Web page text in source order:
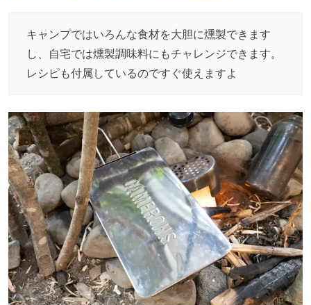
キャンプではいろんな食材を大胆に燻製できます
し、自宅では燻製調味料にもチャレンジできます。
レシピも付属しているのですぐ使えますよ